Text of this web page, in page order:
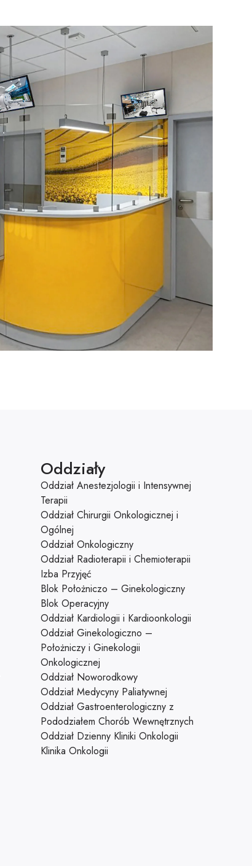
Oddziały
Oddział Anestezjologii i Intensywnej
Terapii
Oddział Chirurgii Onkologicznej i
Ogólnej
Oddział Onkologiczny
Oddział Radioterapii i Chemioterapii
Izba Przyjęć
Blok Położniczo – Ginekologiczny
Blok Operacyjny
Oddział Kardiologii i Kardioonkologii
Oddział Ginekologiczno –
Położniczy i Ginekologii
Onkologicznej
Oddział Noworodkowy
Oddział Medycyny Paliatywnej
Oddział Gastroenterologiczny z
Pododziałem Chorób Wewnętrznych
Oddział Dzienny Kliniki Onkologii
Klinika Onkologii